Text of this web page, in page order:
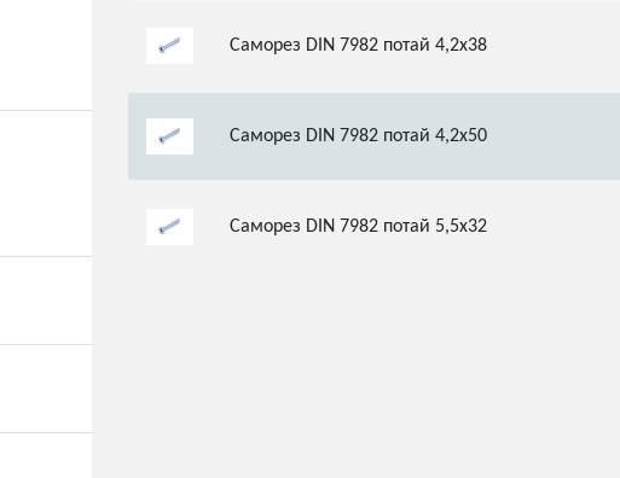
Саморез DIN 7982 потай 4,2х38
Саморез DIN 7982 потай 4,2х50
Саморез DIN 7982 потай 5,5х32